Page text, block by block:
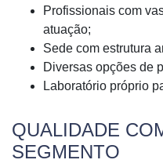
Profissionais com
atuação;
Sede com estrutura
Diversas opções de
Laboratório próprio
QUALIDADE
SEGMENTO